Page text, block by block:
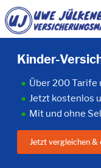
Kinder-
Über 200 Tarife
Jetzt kostenlos
Mit und ohne
Jetzt vergleichen &